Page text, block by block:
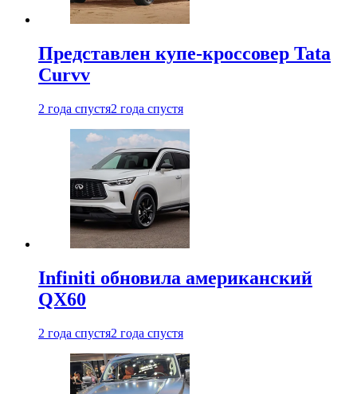
Представлен купе-кроссовер Tata
Curvv
2 года спустя2 года спустя
Infiniti обновила американский
QX60
2 года спустя2 года спустя